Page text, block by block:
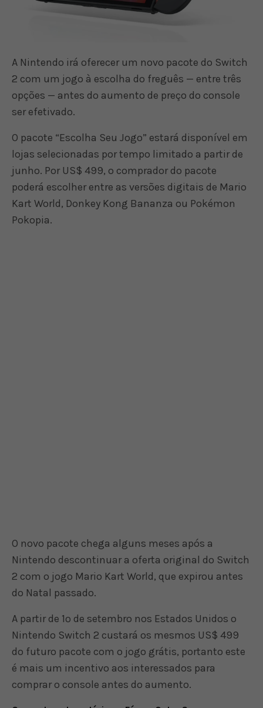
A Nintendo irá oferecer um novo pacote do Switch
2 com um jogo à escolha do freguês — entre três
opções — antes do aumento de preço do console
ser efetivado.
O pacote “Escolha Seu Jogo” estará disponível em
lojas selecionadas por tempo limitado a partir de
junho. Por US$ 499, o comprador do pacote
poderá escolher entre as versões digitais de Mario
Kart World, Donkey Kong Bananza ou Pokémon
Pokopia.
O novo pacote chega alguns meses após a
Nintendo descontinuar a oferta original do Switch
2 com o jogo Mario Kart World, que expirou antes
do Natal passado.
A partir de 1º de setembro nos Estados Unidos o
Nintendo Switch 2 custará os mesmos US$ 499
do futuro pacote com o jogo grátis, portanto este
é mais um incentivo aos interessados para
comprar o console antes do aumento.